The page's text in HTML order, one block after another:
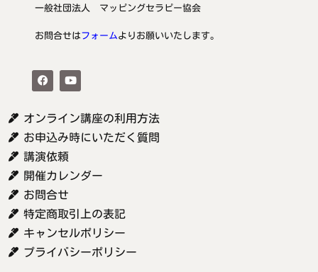
一般社団法人 マッピングセラピー協会
お問合せはフォーム よりお願いいたします。
オンライン講座の利用方法
お申込み時にいただく質問
講演依頼
開催カレンダー
お問合せ
特定商取引上の表記
キャンセルポリシー
プライバシーポリシー